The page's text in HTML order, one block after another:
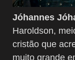
Jóhannes
Haroldson,
cristão que
muito grande